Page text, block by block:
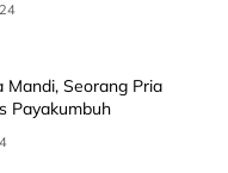
Seorang Pria
Payakumbuh